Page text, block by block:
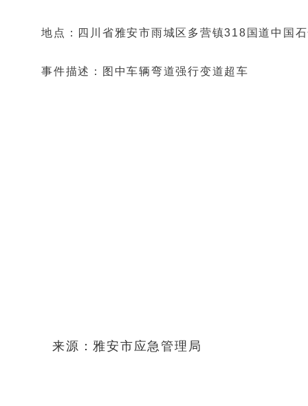
地点：四川省雅安市雨城区多营镇318国道中国
事件描述：图中车辆弯道强行变道超车
来源：雅安市应急管理局